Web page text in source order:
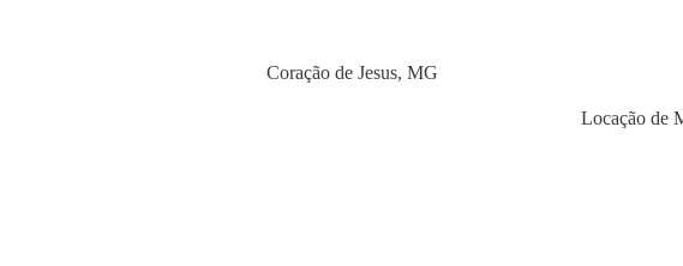
Locação de
Category
Coração de Jesus, MG